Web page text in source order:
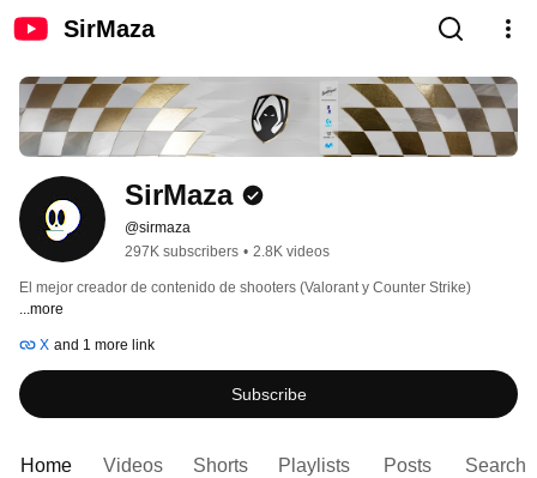
SirMaza
SirMaza
@sirmaza
297K subscribers • 2.8K videos
El mejor creador de contenido de shooters (Valorant y Counter Strike)
...more
X and 1 more link
Subscribe
Home Videos Shorts Playlists Posts Search